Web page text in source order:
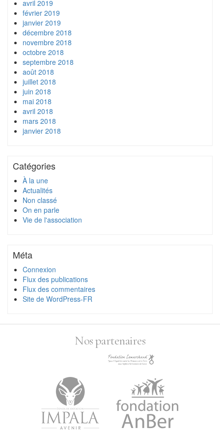
avril 2019
février 2019
janvier 2019
décembre 2018
novembre 2018
octobre 2018
septembre 2018
août 2018
juillet 2018
juin 2018
mai 2018
avril 2018
mars 2018
janvier 2018
Catégories
À la une
Actualités
Non classé
On en parle
Vie de l'association
Méta
Connexion
Flux des publications
Flux des commentaires
Site de WordPress-FR
Nos partenaires